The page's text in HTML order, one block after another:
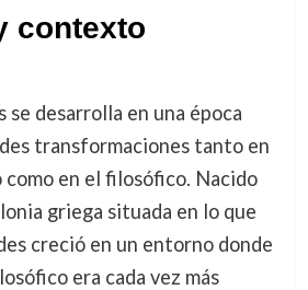
contexto
se desarrolla en una época
transformaciones tanto en
en el filosófico. Nacido
griega situada en lo que
creció en un entorno donde
era cada vez más